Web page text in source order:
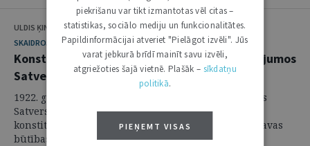
ULDIS ĶINIS, DITA AMOLIŅA
SKAIDROJUMI. VIEDOKĻI
Konstitucionālā kontrole valsts finanšu jautājumos
Satversmes tiesas praksē
1922. gada 15. februārī pieņemtā Latvijas Republikas
Satversme (turpmāk – Satversme)1 ir Latvijas
konstitucionālās sistēmas pamats. "Satversme pēc savas
būtības ir īss, ...
piekrišanu var tikt izmantotas vēl citas –
statistikas, sociālo mediju un funkcionalitātes.
Papildinformācijai atveriet "Pielāgot izvēli". Jūs
varat jebkurā brīdī mainīt savu izvēli,
atgriežoties šajā vietnē. Plašāk – sīkdatņu
politikā.
PIEŅEMT VISAS